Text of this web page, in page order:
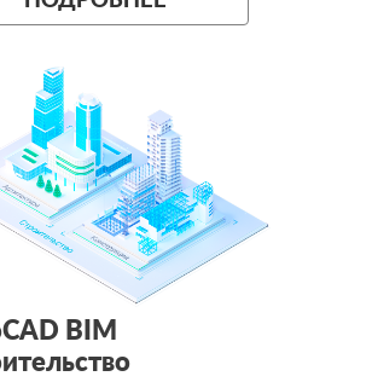
BIM